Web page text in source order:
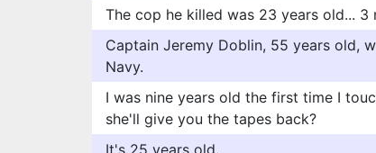
The cop he killed was 23 years old... 3
Captain Jeremy Doblin, 55 years old,
Navy.
I was nine years old the first time I
she'll give you the tapes back?
It's 25 years old.